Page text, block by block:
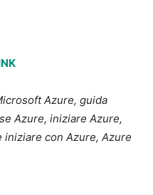
Azure, guida
Azure, iniziare Azure,
con Azure, Azure